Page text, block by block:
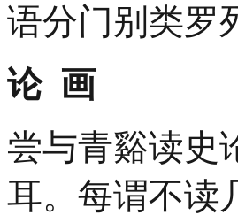
语分门别类罗
论 画
尝与青谿读史
耳。每谓不读